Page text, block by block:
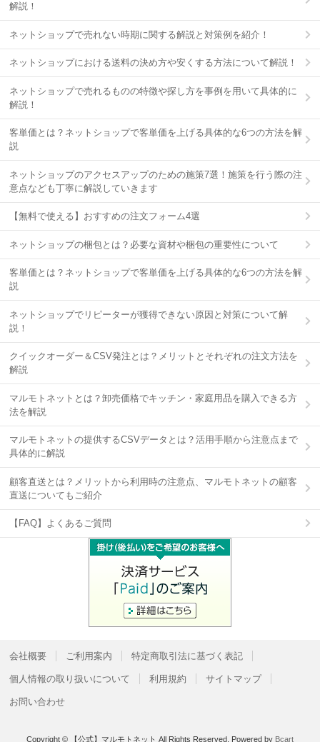
解説！
ネットショップで売れない時期に関する解説と対策例を紹介！
ネットショップにおける送料の決め方や安くする方法について解説！
ネットショップで売れるものの特徴や探し方を事例を用いて具体的に
解説！
客単価とは？ネットショップで客単価を上げる具体的な6つの方法を解
説
ネットショップのアクセスアップのための施策7選！施策を行う際の注
意点なども丁寧に解説していきます
【無料で使える】おすすめの注文フォーム4選
ネットショップの梱包とは？必要な資材や梱包の重要性について
客単価とは？ネットショップで客単価を上げる具体的な6つの方法を解
説
ネットショップでリピーターが獲得できない原因と対策について解
説！
クイックオーダー＆CSV発注とは？メリットとそれぞれの注文方法を
解説
マルモトネットとは？卸売価格でキッチン・家庭用品を購入できる方
法を解説
マルモトネットの提供するCSVデータとは？活用手順から注意点まで
具体的に解説
顧客直送とは？メリットから利用時の注意点、マルモトネットの顧客
直送についてもご紹介
【FAQ】よくあるご質問
会社概要 ご利用案内 特定商取引法に基づく表記
個人情報の取り扱いについて 利用規約 サイトマップ
お問い合わせ
Copyright © 【公式】マルモトネット All Rights Reserved. Powered by Bcart